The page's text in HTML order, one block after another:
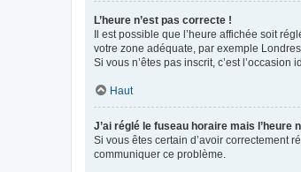
L’heure n’est pas correcte !
Il est possible que l’heure affichée soit
votre zone adéquate, par exemple
Si vous n’êtes pas inscrit, c’est l’occasion
Haut
J’ai réglé le fuseau horaire mais l’heure
Si vous êtes certain d’avoir correctement
communiquer ce problème.